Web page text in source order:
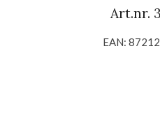
Art.nr.
EAN: